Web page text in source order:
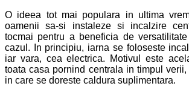
O ideea tot mai populara in ultima
oamenii sa-si instaleze si incalzire
tocmai pentru a beneficia de
cazul. In principiu, iarna se foloseste
iar vara, cea electrica. Motivul este
toata casa pornind centrala in timpul
in care se doreste caldura suplimentara.